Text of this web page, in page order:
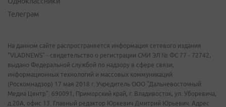
Телеграм
На данном сайте распространяется информация сетевого издания
"VLADNEWS" - свидетельство о регистрации СМИ ЭЛ № ФС 77 - 72742,
выдано Федеральной службой по надзору в сфере связи,
информационных технологий и массовых коммуникаций
(Роскомнадзор) 17 мая 2018 г. Учредитель ООО "Дальневосточный
Медиа Центр". 690091, Приморский край, г. Владивосток, ул. Уборевича,
д.20А, офис 13. Главный редактор Юркевич Дмитрий Юрьевич. Адрес